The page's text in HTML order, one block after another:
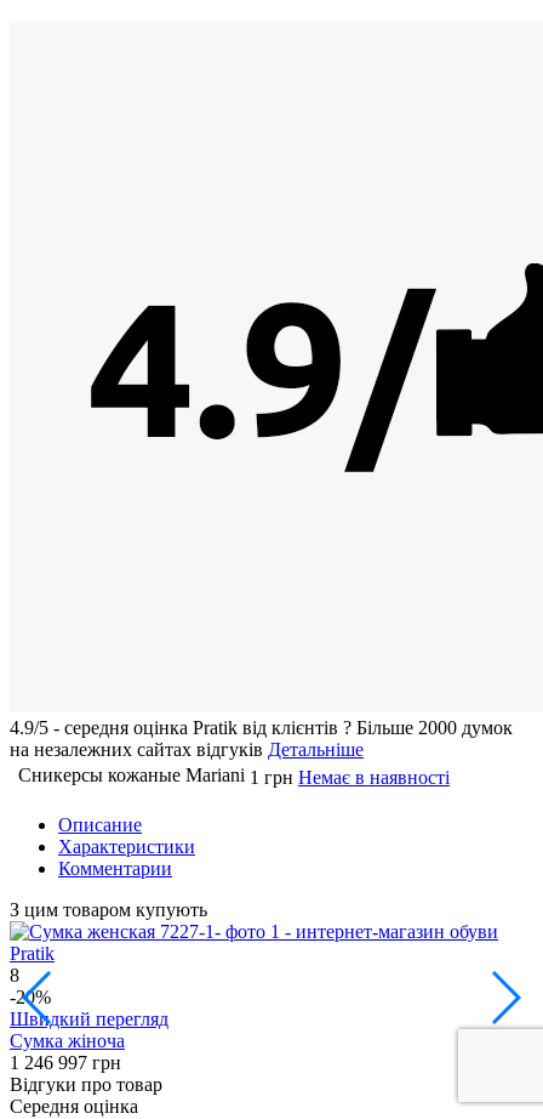
4.9/5 - середня оцiнка Pratik вiд клієнтів ? Більше 2000 думок
на незалежних сайтах відгуків Детальніше
Сникерсы кожаные Mariani 1 грн Немає в наявності
Описание
Характеристики
Комментарии
З цим товаром купують
8
-20%
Швидкий перегляд
Сумка жіноча
1 246 997 грн
Відгуки про товар
Середня оцінка